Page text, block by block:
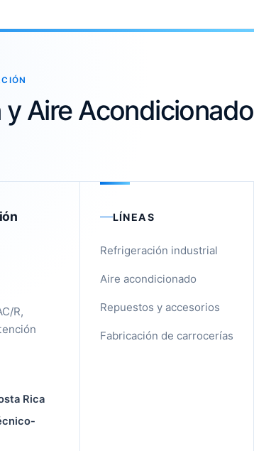
y Aire Acondicionado
R,
Rica
LÍNEAS
Refrigeración industrial
Aire acondicionado
Repuestos y accesorios
Fabricación de carrocerías